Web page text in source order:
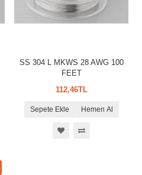
SS 304 L MKWS 28 AWG 100
FEET
112,46TL
Sepete Ekle Hemen Al